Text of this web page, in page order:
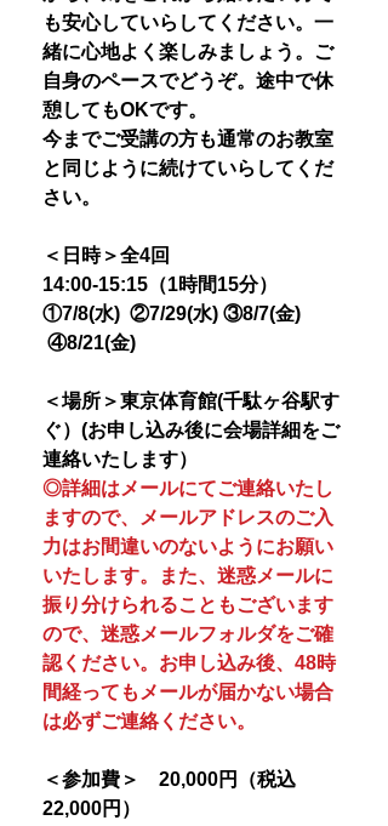
も安心していらしてください。一
緒に心地よく楽しみましょう。ご
自身のペースでどうぞ。途中で休
憩してもOKです。
今までご受講の方も通常のお教室
と同じように続けていらしてくだ
さい。
＜日時＞全4回
14:00-15:15（1時間15分）
①7/8(水) ②7/29(水) ③8/7(金)
④8/21(金)
＜場所＞東京体育館(千駄ヶ谷駅す
ぐ）(お申し込み後に会場詳細をご
連絡いたします）
◎詳細はメールにてご連絡いたし
ますので、メールアドレスのご入
力はお間違いのないようにお願い
いたします。また、迷惑メールに
振り分けられることもございます
ので、迷惑メールフォルダをご確
認ください。お申し込み後、48時
間経ってもメールが届かない場合
は必ずご連絡ください。
＜参加費＞ 20,000円（税込
22,000円）